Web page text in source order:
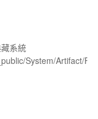
系統
System/Artifact/